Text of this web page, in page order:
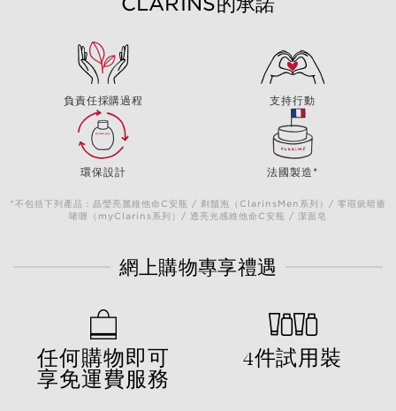
負責任採購過程 支持行動
環保設計 法國製造*
*不包括下列產品：晶瑩亮麗維他命C安瓶 / 剃鬚泡（ClarinsMen系列）/ 零瑕疵暗瘡
啫喱（myClarins系列）/ 透亮光感維他命C安瓶 / 潔面皂
網上購物專享禮遇
任何購物即可
享免運費服務
4件試用裝